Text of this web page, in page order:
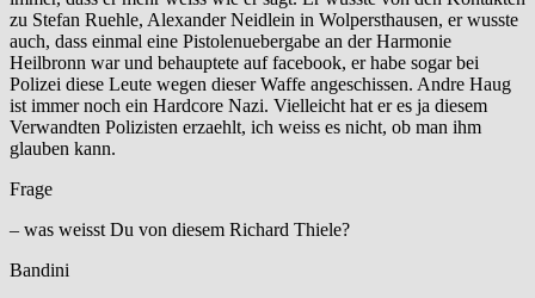
zu Stefan Ruehle, Alexander Neidlein in Wolpersthausen, er wusste
auch, dass einmal eine Pistolenuebergabe an der Harmonie
Heilbronn war und behauptete auf facebook, er habe sogar bei
Polizei diese Leute wegen dieser Waffe angeschissen. Andre Haug
ist immer noch ein Hardcore Nazi. Vielleicht hat er es ja diesem
Verwandten Polizisten erzaehlt, ich weiss es nicht, ob man ihm
glauben kann.
Frage
– was weisst Du von diesem Richard Thiele?
Bandini